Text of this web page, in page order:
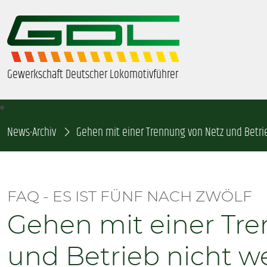
Gewerkschaft Deutscher Lokomotivführer
ÜBER UNS
GDL-JUGEND
BEAMTE
News-Archiv Gehen mit einer Trennung von Netz und
FAQ - ES IST FÜNF NACH ZWÖLF
Gehen mit einer
und Betrieb nicht